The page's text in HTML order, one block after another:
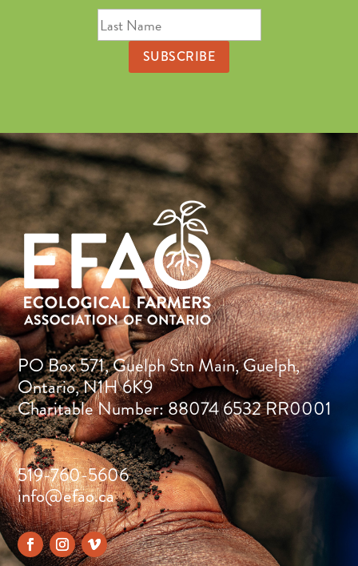
PO Box 571, Guelph Stn Main, Guelph,
Ontario, N1H 6K9
Charitable Number: 88074 6532 RR0001
519-760-5606
info@efao.ca